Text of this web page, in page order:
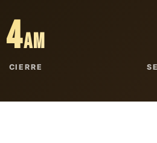
4AM
CIERRE